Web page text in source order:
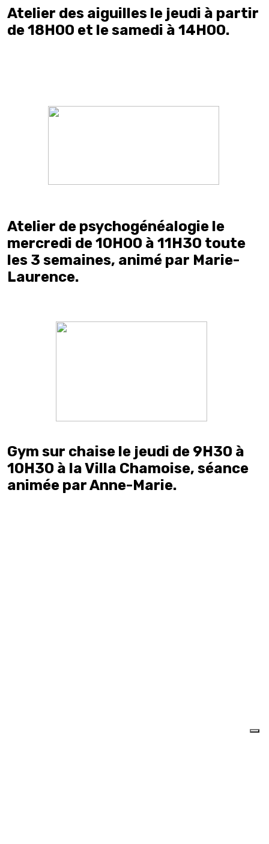
Atelier des aiguilles le jeudi à partir
de 18H00 et le samedi à 14H00.
Atelier de psychogénéalogie le
mercredi de 10H00 à 11H30 toute
les 3 semaines, animé par Marie-
Laurence.
Gym sur chaise le jeudi de 9H30 à
10H30 à la Villa Chamoise, séance
animée par Anne-Marie.